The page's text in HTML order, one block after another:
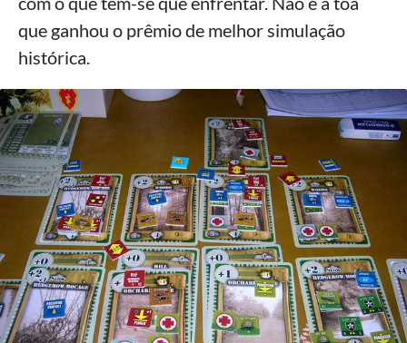
que ganhou o prêmio de melhor simulação
histórica.